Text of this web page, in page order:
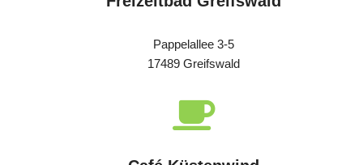
Pappelallee 3-5
17489 Greifswald